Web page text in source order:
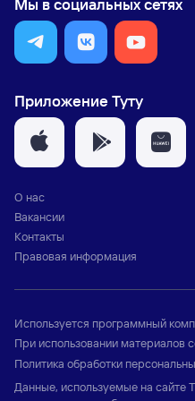
Мы в социальных сетях
Приложение Туту
О нас
Вакансии
Контакты
Правовая информация
Используется программный
При использовании материалов
Политика обработки
Данные, используемые на сайте